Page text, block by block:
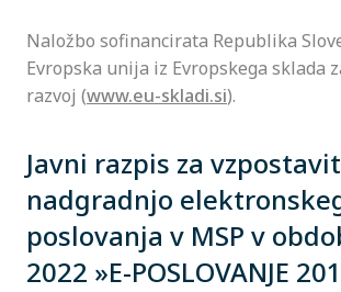
Naložbo sofinancirata Republika
Evropska unija iz Evropskega sklada
razvoj (www.eu-skladi.si).
Javni razpis za
nadgradnjo
poslovanja v MSP v
2022 »E-POSLOVANJE